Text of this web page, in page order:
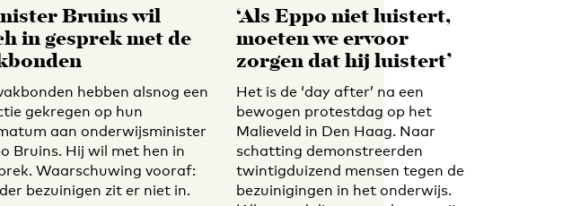
Bruins wil
in gesprek met de
hebben alsnog een
gekregen op hun
aan onderwijsminister
Bruins. Hij wil met hen in
Waarschuwing vooraf:
bezuinigen zit er niet in.
‘Als Eppo niet luistert,
moeten we ervoor
zorgen dat hij luistert’
Het is de ‘day after’ na een
bewogen protestdag op het
Malieveld in Den Haag. Naar
schatting demonstreerden
twintigduizend mensen tegen de
bezuinigingen in het onderwijs.